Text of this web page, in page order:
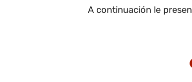
A continuación le